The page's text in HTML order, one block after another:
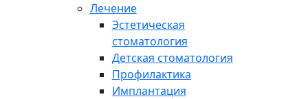
Лечение
Эстетическая
стоматология
Детская стоматология
Профилактика
Имплантация